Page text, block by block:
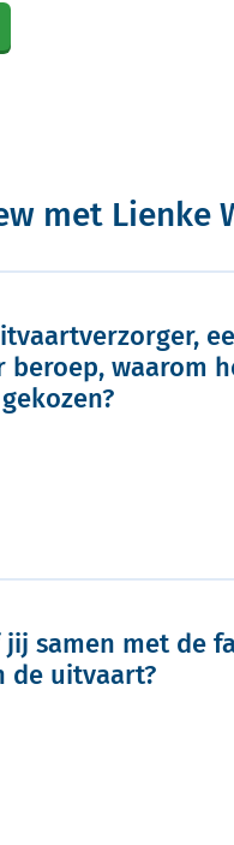
met Lienke
beroep, waarom
jij samen met de
de uitvaart?